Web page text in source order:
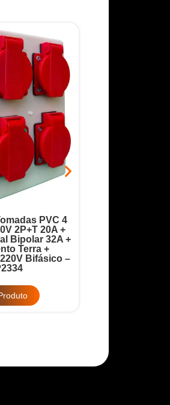
PVC 4
2P+T 20A +
Bipolar 32A +
Terra +
Bifásico –